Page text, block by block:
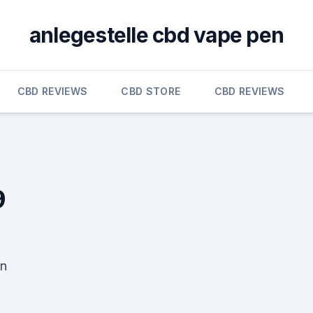
anlegestelle cbd vape pen
CBD REVIEWS CBD STORE CBD REVIEWS